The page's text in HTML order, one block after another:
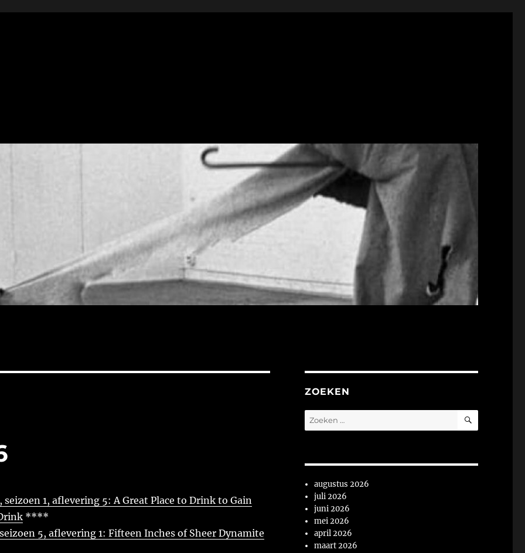
seizoen 1, aflevering 5: A Great Place to Drink to Gain
****
5, aflevering 1: Fifteen Inches of Sheer Dynamite
ZOEKEN
Zoeken
naar:
ZOEKEN
augustus 2026
juli 2026
juni 2026
mei 2026
april 2026
maart 2026